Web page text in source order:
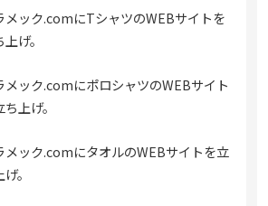
メック.comにTシャツのWEBサイトを
げ。
メック.comにポロシャツのWEBサイト
ち上げ。
メック.comにタオルのWEBサイトを立
。